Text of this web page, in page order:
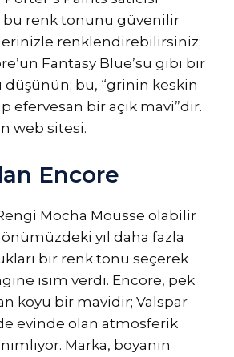
bu renk tonunu güvenilir
renklendirebilirsiniz;
Fantasy Blue’su gibi bir
düşünün; bu, “grinin keskin
efervesan bir açık mavi”dir.
web sitesi.
Encore
Mocha Mousse olabilir
yıl daha fazla
bir renk tonu seçerek
isim verdi. Encore, pek
koyu bir mavidir; Valspar
evinde olan atmosferik
Marka, boyanın